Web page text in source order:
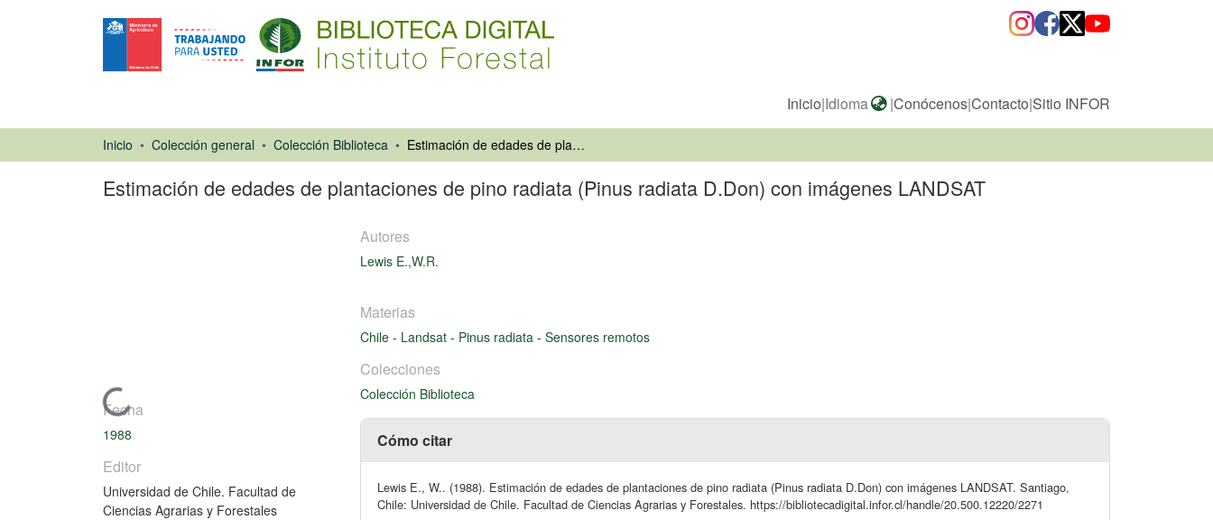
Inicio|Idioma |Conócenos|Contacto|Sitio INFOR
Inicio Colección general Colección Biblioteca Estimación de edades de plantaciones de pino radiata (Pinus radiata D.Don) con imágenes LANDSAT
Estimación de edades de plantaciones de pino radiata (Pinus radiata D.Don) con imágenes LANDSAT
Cargando...
Fecha
1988
Editor
Universidad de Chile. Facultad de
Ciencias Agrarias y Forestales
Autores
Lewis E.,W.R.
Materias
Chile - Landsat - Pinus radiata - Sensores remotos
Colecciones
Colección Biblioteca
Cómo citar
Lewis E., W.. (1988). Estimación de edades de plantaciones de pino radiata (Pinus radiata D.Don) con imágenes LANDSAT. Santiago,
Chile: Universidad de Chile. Facultad de Ciencias Agrarias y Forestales. https://bibliotecadigital.infor.cl/handle/20.500.12220/2271